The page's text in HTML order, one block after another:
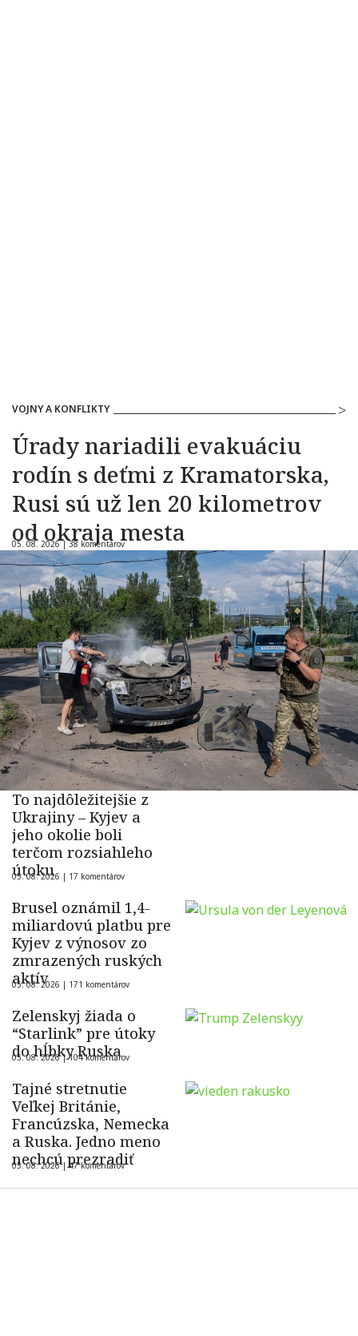
VOJNY A KONFLIKTY
Úrady nariadili evakuáciu
rodín s deťmi z Kramatorska,
Rusi sú už len 20 kilometrov
od okraja mesta
05. 08. 2026 |38 komentárov
To najdôležitejšie z
Ukrajiny – Kyjev a
jeho okolie boli
terčom rozsiahleho
útoku
05. 08. 2026 | 17 komentárov
Brusel oznámil 1,4-
miliardovú platbu pre
Kyjev z výnosov zo
zmrazených ruských
aktív
05. 08. 2026 | 171 komentárov
Zelenskyj žiada o
“Starlink” pre útoky
do hĺbky Ruska
05. 08. 2026 |104 komentárov
Tajné stretnutie
Veľkej Británie,
Francúzska, Nemecka
a Ruska. Jedno meno
nechcú prezradiť
05. 08. 2026 |47 komentárov